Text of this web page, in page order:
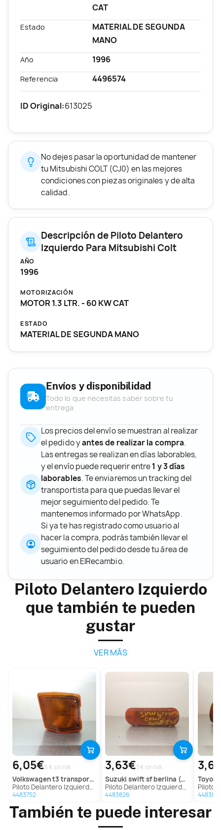
CAT
Estado
MATERIAL DE SEGUNDA
MANO
Año 1996
Referencia 4496574
ID Original:613025
No dejes pasar la oportunidad de mantener
tu Mitsubishi COLT (CJ0) en las mejores
condiciones con piezas originales y de alta
calidad.
Descripción de Piloto Delantero
Izquierdo Para Mitsubishi Colt
AÑO
1996
MOTORIZACIÓN
MOTOR 1.3 LTR. - 60 KW CAT
ESTADO
MATERIAL DE SEGUNDA MANO
Envíos y disponibilidad
Todo lo que necesitas saber sobre tu
entrega
Los precios del envío se muestran al realizar
el pedido yantes de realizar la compra.
Las entregas se realizan en días laborables,
y el envío puede requerir entre1 y 3 días
laborables. Te enviaremos un tracking del
transportista para que puedas llevar el
mejor seguimiento del pedido. Te
mantenemos informado por WhatsApp.
Si ya te has registrado como usuario al
hacer la compra, podrás también llevar el
seguimiento del pedido desde tu área de
usuario en ElRecambio.
Piloto Delantero Izquierdo
que también te pueden
gustar
VER MÁS
6,05€5 € sin IVA
volkswagent3 transporter
Piloto Delantero Izquierdo para Volkswagen T3 Transporter
4483752
3,63€3 € sin IVA
suzuki swift sf berlina (ea)
Piloto Delantero Izquierdo para Suzuki Swift Sf Berlina (Ea)
4483826
toyota
Piloto
4483875
También te puede interesar